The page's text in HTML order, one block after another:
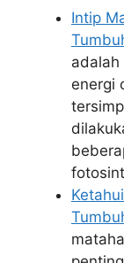
Intip
adalah
energi